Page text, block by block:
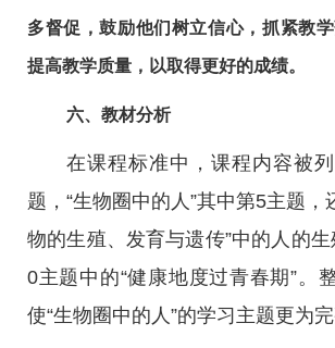
多督促，鼓励他们树立信心，抓紧教
提高教学质量，以取得更好的成绩。
六、教材分析
在课程标准中，课程内容被
题，“生物圈中的人”其中第5主题，
物的生殖、发育与遗传”中的人的
0主题中的“健康地度过青春期”。
使“生物圈中的人”的学习主题更为完